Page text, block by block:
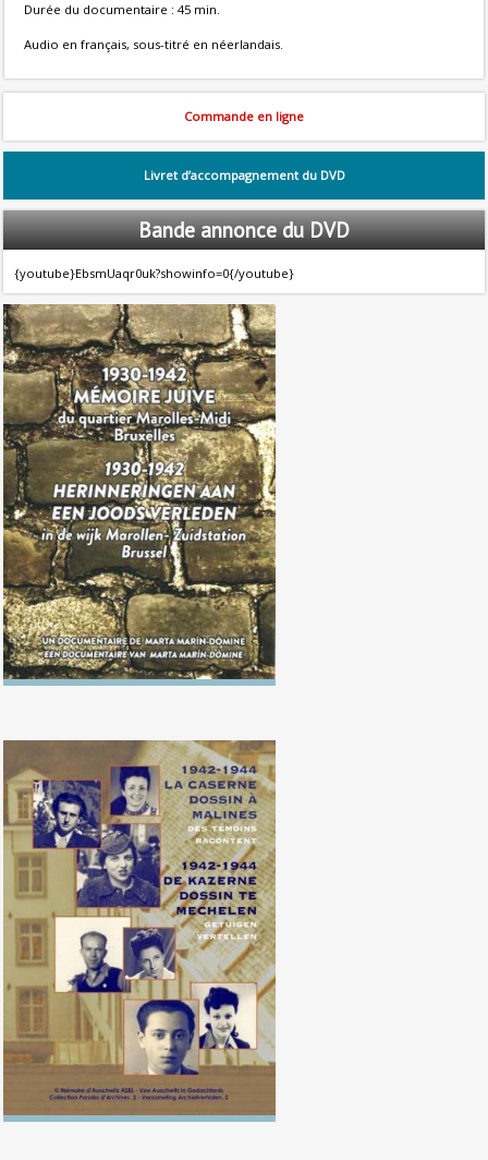
Durée du documentaire : 45 min.
Audio en français, sous-titré en néerlandais.
Commande en ligne
Livret d’accompagnement du DVD
Bandeannonce du DVD
{youtube}EbsmUaqr0uk?showinfo=0{/youtube}
1930-1942. Mémoire juive du
quartier Marolles-Midi, Bruxelles
1942-1944. La caserne Dossin à
Malines